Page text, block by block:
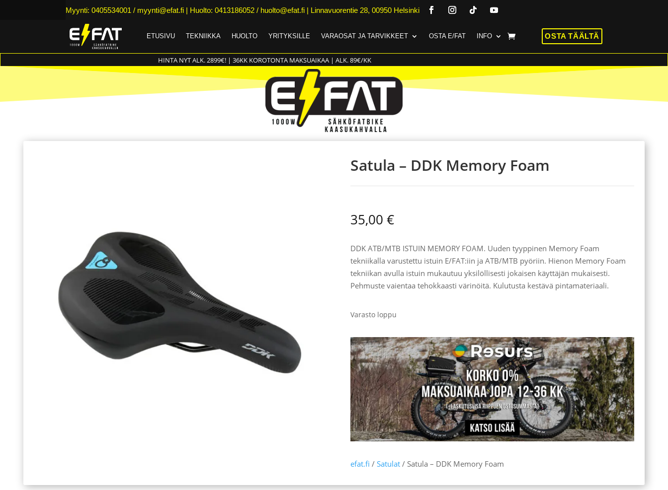
Myynti: 0405534001 / myynti@efat.fi | Huolto: 0413186052 / huolto@efat.fi | Linnavuorentie 28, 00950 Helsinki
ETUSIVU TEKNIIKKA HUOLTO YRITYKSILLE VARAOSAT JA TARVIKKEET OSTA E/FAT INFO OSTA TÄÄLTÄ
HINTA NYT ALK. 2899€! | 36KK KOROTONTA MAKSUAIKAA | ALK. 89€/KK
Satula – DDK Memory Foam
35,00 €
DDK ATB/MTB ISTUIN MEMORY FOAM. Uuden tyyppinen Memory Foam
tekniikalla varustettu istuin E/FAT:iin ja ATB/MTB pyöriin. Hienon Memory Foam
tekniikan avulla istuin mukautuu yksilöllisesti jokaisen käyttäjän mukaisesti.
Pehmuste vaientaa tehokkaasti värinöitä. Kulutusta kestävä pintamateriaali.
Varasto loppu
efat.fi / Satulat/ Satula – DDK Memory Foam